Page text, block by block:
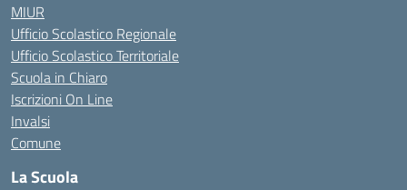
MIUR
Ufficio Scolastico Regionale
Ufficio Scolastico Territoriale
Scuola in Chiaro
Iscrizioni On Line
Invalsi
Comune
La Scuola